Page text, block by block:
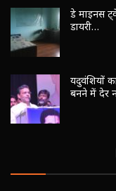
डे माइनस
डायरी…
यदुवंशियों
बनने में देर